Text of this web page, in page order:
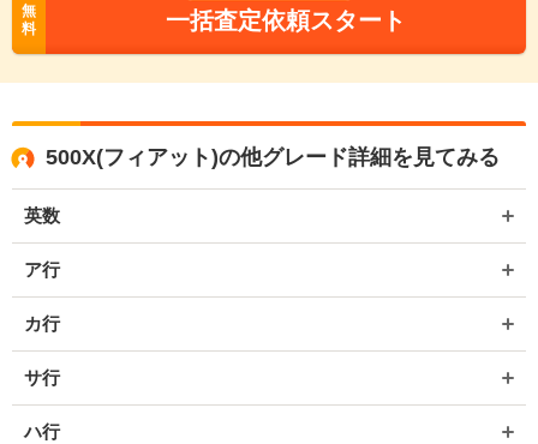
無
料
一括査定依頼スタート
500X(フィアット)の他グレード詳細を見てみる
英数
ア行
カ行
サ行
ハ行